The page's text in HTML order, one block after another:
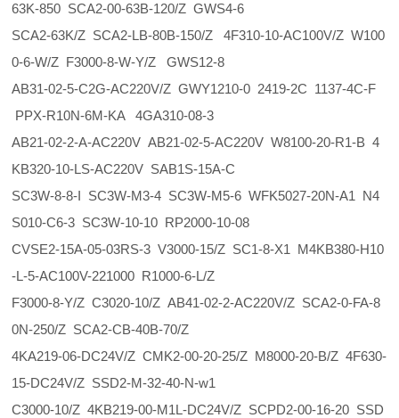
63K-850 SCA2-00-63B-120/Z GWS4-6
SCA2-63K/Z SCA2-LB-80B-150/Z 4F310-10-AC100V/Z W100
0-6-W/Z F3000-8-W-Y/Z GWS12-8
AB31-02-5-C2G-AC220V/Z GWY1210-0 2419-2C 1137-4C-F
PPX-R10N-6M-KA 4GA310-08-3
AB21-02-2-A-AC220V AB21-02-5-AC220V W8100-20-R1-B 4
KB320-10-LS-AC220V SAB1S-15A-C
SC3W-8-8-I SC3W-M3-4 SC3W-M5-6 WFK5027-20N-A1 N4
S010-C6-3 SC3W-10-10 RP2000-10-08
CVSE2-15A-05-03RS-3 V3000-15/Z SC1-8-X1 M4KB380-H10
-L-5-AC100V-221000 R1000-6-L/Z
F3000-8-Y/Z C3020-10/Z AB41-02-2-AC220V/Z SCA2-0-FA-8
0N-250/Z SCA2-CB-40B-70/Z
4KA219-06-DC24V/Z CMK2-00-20-25/Z M8000-20-B/Z 4F630-
15-DC24V/Z SSD2-M-32-40-N-w1
C3000-10/Z 4KB219-00-M1L-DC24V/Z SCPD2-00-16-20 SSD